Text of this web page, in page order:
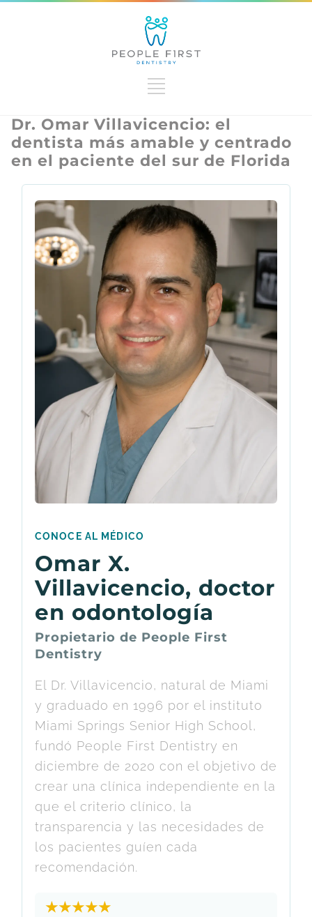
Dr. Omar Villavicencio: el
dentista más amable y centrado
en el paciente del sur de Florida
CONOCE AL MÉDICO
Omar X.
Villavicencio, doctor
en odontología
Propietario de People First
Dentistry
El Dr. Villavicencio, natural de Miami
y graduado en 1996 por el instituto
Miami Springs Senior High School,
fundó People First Dentistry en
diciembre de 2020 con el objetivo de
crear una clínica independiente en la
que el criterio clínico, la
transparencia y las necesidades de
los pacientes guíen cada
recomendación.
★★★★★